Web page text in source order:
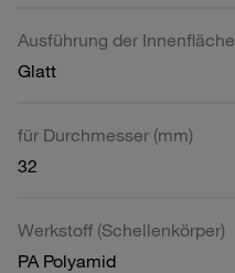
Ausführung der Innenfläche
Glatt
für Durchmesser (mm)
32
Werkstoff (Schellenkörper)
PA Polyamid